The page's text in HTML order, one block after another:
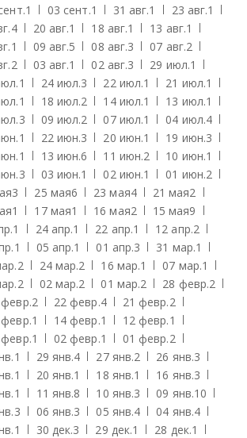
1 03 сент.1 31 авг.1 23 авг.1
4 20 авг.1 18 авг.1 13 авг.1
1 09 авг.5 08 авг.3 07 авг.2
2 03 авг.1 02 авг.3 29 июл.1
1 24 июл.3 22 июл.1 21 июл.1
1 18 июл.2 14 июл.1 13 июл.1
3 09 июл.2 07 июл.1 04 июл.4
1 22 июн.3 20 июн.1 19 июн.3
1 13 июн.6 11 июн.2 10 июн.1
3 03 июн.1 02 июн.1 01 июн.2
3 25 мая6 23 мая4 21 мая2
1 17 мая1 16 мая2 15 мая9
1 24 апр.1 22 апр.1 12 апр.2
1 05 апр.1 01 апр.3 31 мар.1
2 24 мар.2 16 мар.1 07 мар.1
2 02 мар.2 01 мар.2 28 февр.2
2 22 февр.4 21 февр.2
1 14 февр.1 12 февр.1
1 02 февр.1 01 февр.2
1 29 янв.4 27 янв.2 26 янв.3
1 20 янв.1 18 янв.1 16 янв.3
1 11 янв.8 10 янв.3 09 янв.10
3 06 янв.3 05 янв.4 04 янв.4
1 30 дек.3 29 дек.1 28 дек.1